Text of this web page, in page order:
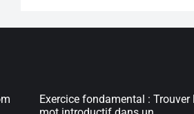
Exercice fondamental : Trouver